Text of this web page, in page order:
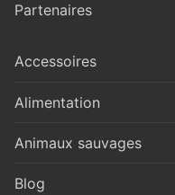
Partenaires
Accessoires
Alimentation
Animaux sauvages
Blog